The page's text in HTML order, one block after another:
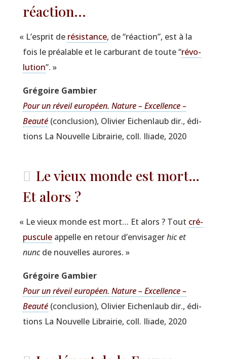
réaction...
« L’esprit de résis­tance, de“réac­tion”, est à la
fois le préa­lable et le car­bu­rant de toute“révo­
lu­tion”. »
Gré­goire Gambier
Pour un réveil euro­péen. Nature – Excel­lence –
Beau­té(conclu­sion), Oli­vier Eichen­laub dir., édi­
tions La Nou­velle Librai­rie, coll. Iliade, 2020
Le vieux monde est mort…
Et alors ?
« Le vieux monde est mort… Et alors ? Tout cré­
pus­culeappelle en retour d’envisagerhic et
nuncde nou­velles aurores. »
Gré­goire Gambier
Pour un réveil euro­péen. Nature – Excel­lence –
Beau­té(conclu­sion), Oli­vier Eichen­laub dir., édi­
tions La Nou­velle Librai­rie, coll. Iliade, 2020